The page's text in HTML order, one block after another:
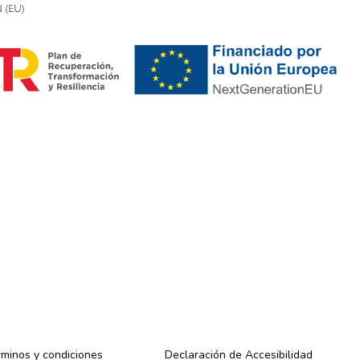
y condiciones Declaración de Accesibilidad